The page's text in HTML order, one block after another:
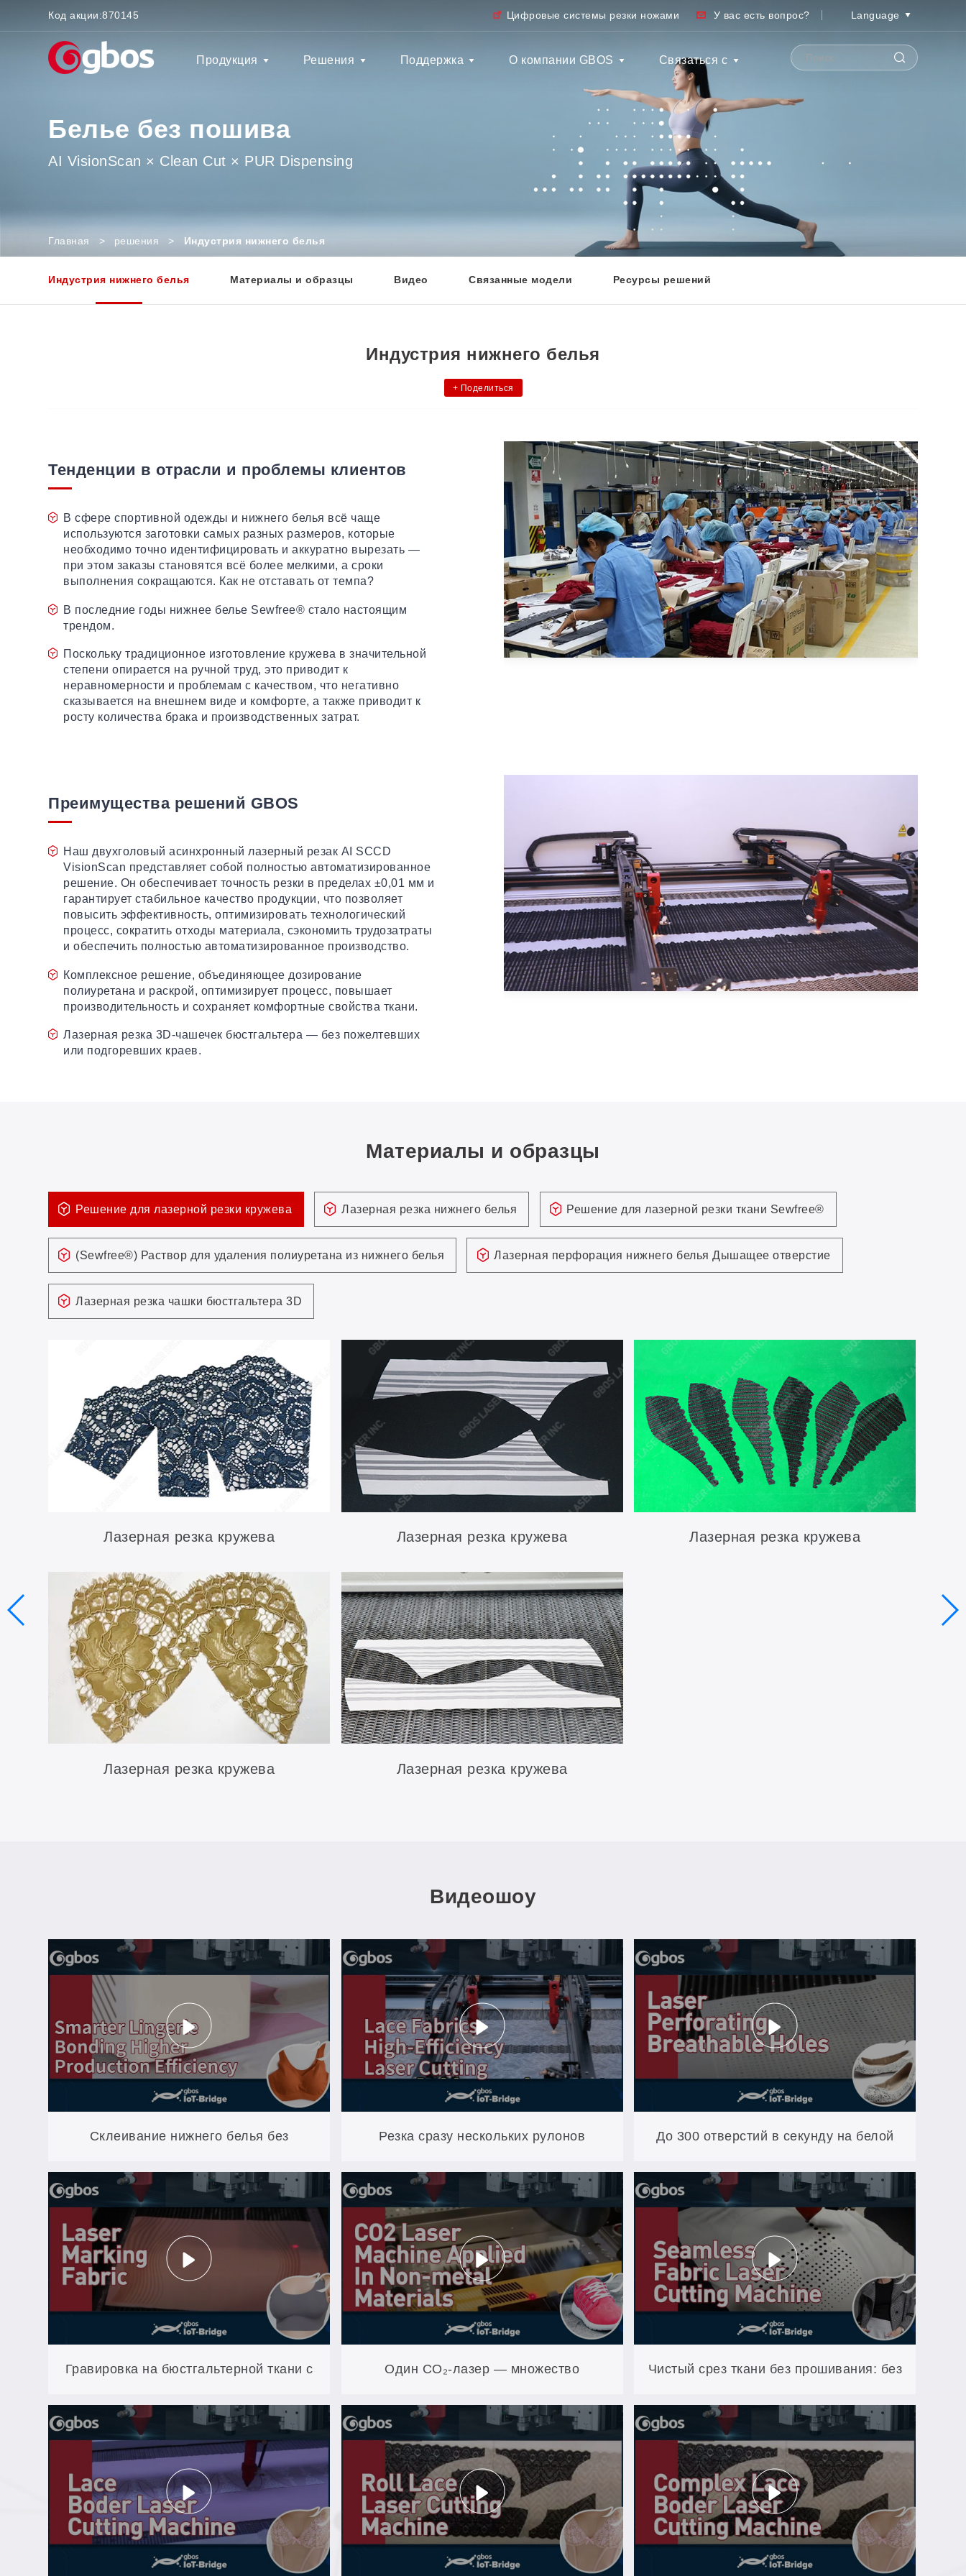
Код акции:870145 Цифровые системы резки ножами У вас есть вопрос? Language
Продукция Решения Поддержка О компании GBOS Связаться с
Белье без пошива
AI VisionScan × Clean Cut × PUR Dispensing
Главная > решения > Индустрия нижнего белья
Индустрия нижнего белья Материалы и образцы Видео Связанные модели Ресурсы решений
Индустрия нижнего белья
+ Поделиться
Тенденции в отрасли и проблемы клиентов
В сфере спортивной одежды и нижнего белья всё чаще
используются заготовки самых разных размеров, которые
необходимо точно идентифицировать и аккуратно вырезать —
при этом заказы становятся всё более мелкими, а сроки
выполнения сокращаются. Как не отставать от темпа?
В последние годы нижнее белье Sewfree® стало настоящим
трендом.
Поскольку традиционное изготовление кружева в значительной
степени опирается на ручной труд, это приводит к
неравномерности и проблемам с качеством, что негативно
сказывается на внешнем виде и комфорте, а также приводит к
росту количества брака и производственных затрат.
Преимущества решений GBOS
Наш двухголовый асинхронный лазерный резак AI SCCD
VisionScan представляет собой полностью автоматизированное
решение. Он обеспечивает точность резки в пределах ±0,01 мм и
гарантирует стабильное качество продукции, что позволяет
повысить эффективность, оптимизировать технологический
процесс, сократить отходы материала, сэкономить трудозатраты
и обеспечить полностью автоматизированное производство.
Комплексное решение, объединяющее дозирование
полиуретана и раскрой, оптимизирует процесс, повышает
производительность и сохраняет комфортные свойства ткани.
Лазерная резка 3D-чашечек бюстгальтера — без пожелтевших
или подгоревших краев.
Материалы и образцы
Решение для лазерной резки кружева Лазерная резка нижнего белья Решение для лазерной резки ткани Sewfree®
(Sewfree®) Раствор для удаления полиуретана из нижнего белья Лазерная перфорация нижнего белья Дышащее отверстие
Лазерная резка чашки бюстгальтера 3D
Лазерная резка кружева Лазерная резка кружева Лазерная резка кружева
Лазерная резка кружева Лазерная резка кружева
Видеошоу
Склеивание нижнего белья без
догадок: двухголовая система
дозирования, которая учитывает
каждый контур
Резка сразу нескольких рулонов
кружева — даже с разными узорами —
с удвоенной скоростью
До 300 отверстий в секунду на белой
ткани — без пожелтения и подпалин
Гравировка на бюстгальтерной ткани с
рельефным 3D-эффектом: работа с
текстурой XXP3 на тонких тканях
Один CO₂-лазер — множество
материалов: акрил, дерево, кожа, ткань
и многое другое
Чистый срез ткани без прошивания: без
желтых и черных пятен, без
подгоревших краев (S30)